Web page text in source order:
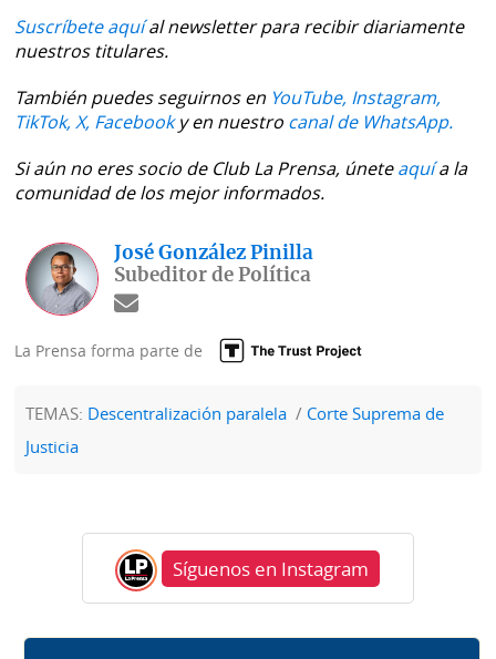
Suscríbete aquíal newsletter para recibir diariamente
nuestros titulares.
También puedes seguirnos en YouTube, Instagram,
TikTok, X, Facebooky en nuestro canal de WhatsApp.
Si aún no eres socio de Club La Prensa, úneteaquía la
comunidad de los mejor informados.
José González Pinilla
Subeditor de Política
La Prensa forma parte de
TEMAS: Descentralización paralela
Corte Suprema de
Justicia
Síguenos en Instagram